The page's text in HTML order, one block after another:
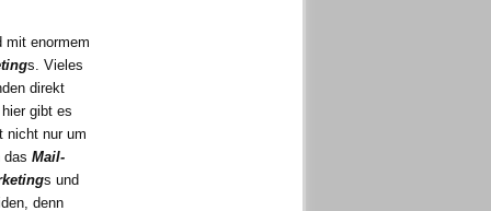
mit enormem
s. Vieles
direkt
gibt es
nicht nur um
das Mail-
s und
denn